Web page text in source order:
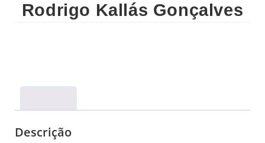
Rodrigo Kallás Gonçalves
Descrição